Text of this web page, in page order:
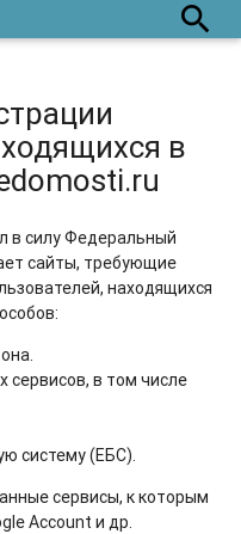
search
в
в силу Федеральный
сайты, требующие
находящихся
сервисов, в том числе
систему (ЕБС).
сервисы, к которым
Account и др.